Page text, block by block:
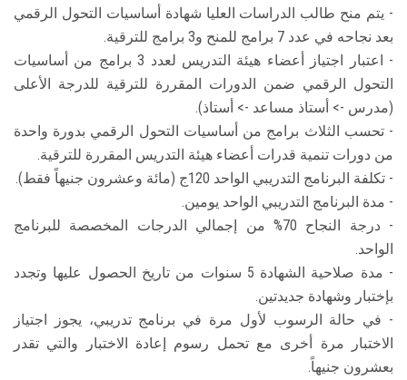
الدراسات العليا
الخريجين
الموظفون
الزائـرون
سجل الان
- يتم منح طالب الدراسات العليا شهادة أساسيات التحول الرقمي
بعد نجاحه في عدد 7 برامج للمنح و3 برامج للترقية.
- اعتبار اجتياز أعضاء هيئة التدريس لعدد 3 برامج من أساسيات
التحول الرقمي ضمن الدورات المقررة للترقية للدرجة الأعلى
(مدرس -> أستاذ مساعد -> أستاذ).
- تحسب الثلاث برامج من أساسيات التحول الرقمي بدورة واحدة
من دورات تنمية قدرات أعضاء هيئة التدريس المقررة للترقية.
- تكلفة البرنامج التدريبي الواحد 120ج (مائة وعشرون جنيهاً فقط).
- مدة البرنامج التدريبي الواحد يومين.
- درجة النجاح 70% من إجمالي الدرجات المخصصة للبرنامج
الواحد.
- مدة صلاحية الشهادة 5 سنوات من تاريخ الحصول عليها وتجدد
بإختبار وشهادة جديدتين.
- في حالة الرسوب لأول مرة في برنامج تدريبي، يجوز اجتياز
الاختبار مرة أخرى مع تحمل رسوم إعادة الاختبار والتي تقدر
بعشرون جنيهاً.